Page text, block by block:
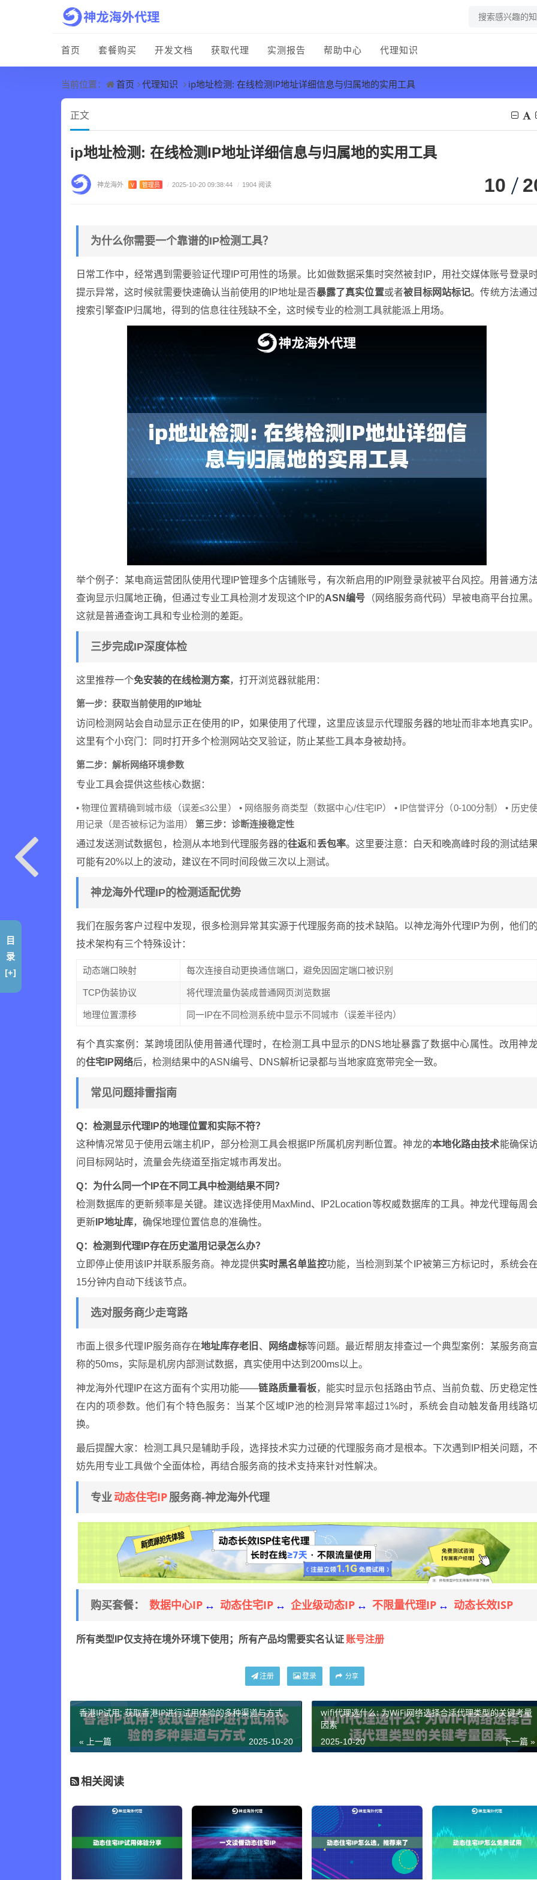
首页 套餐购买 开发文档 获取代理 实测报告 帮助中心 代理知识
当前位置： 首页 代理知识 ip地址检测: 在线检测IP地址详细信息与归属地的实用工具
正文
ip地址检测: 在线检测IP地址详细信息与归属地的实用工具
神龙海外 V 管理员 / 2025-10-20 09:38:44 / 1904 阅读 10
为什么你需要一个靠谱的IP检测工具？
日常工作中，经常遇到需要验证代理IP可用性的场景。比如做数据采集时突然被封IP，用社交媒体账号登录
提示异常，这时候就需要快速确认当前使用的IP地址是否暴露了真实位置或者被目标网站标记。传统方法通过
搜索引擎查IP归属地，得到的信息往往残缺不全，这时候专业的检测工具就能派上用场。
举个例子：某电商运营团队使用代理IP管理多个店铺账号，有次新启用的IP刚登录就被平台风控。用普通方法
查询显示归属地正确，但通过专业工具检测才发现这个IP的ASN编号 （网络服务商代码）早被电商平台拉黑。
这就是普通查询工具和专业检测的差距。
三步完成IP深度体检
这里推荐一个免安装的在线检测方案，打开浏览器就能用：
第一步：获取当前使用的IP地址
访问检测网站会自动显示正在使用的IP，如果使用了代理，这里应该显示代理服务器的地址而非本地真实IP。
这里有个小窍门：同时打开多个检测网站交叉验证，防止某些工具本身被劫持。
第二步：解析网络环境参数
专业工具会提供这些核心数据：
• 物理位置精确到城市级（误差≤3公里） • 网络服务商类型（数据中心/住宅IP） • IP信誉评分（0-100分制） • 历史
用记录（是否被标记为滥用） 第三步：诊断连接稳定性
通过发送测试数据包，检测从本地到代理服务器的往返和 丢包率。这里要注意：白天和晚高峰时段的测试结果
可能有20%以上的波动，建议在不同时间段做三次以上测试。
神龙海外代理IP的检测适配优势
我们在服务客户过程中发现，很多检测异常其实源于代理服务商的技术缺陷。以神龙海外代理IP为例，他们的
技术架构有三个特殊设计：
动态端口映射 每次连接自动更换通信端口，避免因固定端口被识别
TCP伪装协议 将代理流量伪装成普通网页浏览数据
地理位置漂移 同一IP在不同检测系统中显示不同城市（误差半径内）
有个真实案例：某跨境团队使用普通代理时，在检测工具中显示的DNS地址暴露了数据中心属性。改用神
的住宅IP网络后，检测结果中的ASN编号、DNS解析记录都与当地家庭宽带完全一致。
常见问题排雷指南
Q：检测显示代理IP的地理位置和实际不符？
这种情况常见于使用云端主机IP，部分检测工具会根据IP所属机房判断位置。神龙的本地化路由技术能确保
问目标网站时，流量会先绕道至指定城市再发出。
Q：为什么同一个IP在不同工具中检测结果不同？
检测数据库的更新频率是关键。建议选择使用MaxMind、IP2Location等权威数据库的工具。神龙代理每周
更新 IP地址库，确保地理位置信息的准确性。
Q：检测到代理IP存在历史滥用记录怎么办？
立即停止使用该IP并联系服务商。神龙提供实时黑名单监控功能，当检测到某个IP被第三方标记时，系统会在
15分钟内自动下线该节点。
选对服务商少走弯路
市面上很多代理IP服务商存在地址库存老旧 、 网络虚标等问题。最近帮朋友排查过一个典型案例：某服务商宣
称的50ms，实际是机房内部测试数据，真实使用中达到200ms以上。
神龙海外代理IP在这方面有个实用功能——链路质量看板，能实时显示包括路由节点、当前负载、历史稳定性
在内的项参数。他们有个特色服务：当某个区域IP池的检测异常率超过1%时，系统会自动触发备用线路切
换。
最后提醒大家：检测工具只是辅助手段，选择技术实力过硬的代理服务商才是根本。下次遇到IP相关问题，不
妨先用专业工具做个全面体检，再结合服务商的技术支持来针对性解决。
专业 动态住宅IP 服务商-神龙海外代理
购买套餐： 数据中心IP ↔ 动态住宅IP ↔ 企业级动态IP ↔ 不限量代理IP ↔ 动态长效ISP
所有类型IP仅支持在境外环境下使用；所有产品均需要实名认证 账号注册
注册 登录 分享
香港IP试用: 获取香港IP进行试用体验的多种渠道与方式
« 上一篇 2025-10-20
wifi代理选什么: 为WiFi网络选择合适代理类型的关键考量
因素
下一篇 »
2025-10-20
相关阅读
目
录
[+]